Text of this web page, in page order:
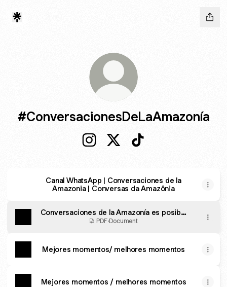
#ConversacionesDeLaAmazonía
Canal WhatsApp | Conversaciones de la
Amazonia | Conversas da Amazônia
Conversaciones de la Amazonía es posible
gracias a
PDF·Document
Mejores momentos/ melhores momentos
Mejores momentos / melhores momentos